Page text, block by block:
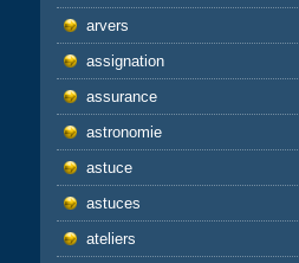
arvers
assignation
assurance
astronomie
astuce
astuces
ateliers